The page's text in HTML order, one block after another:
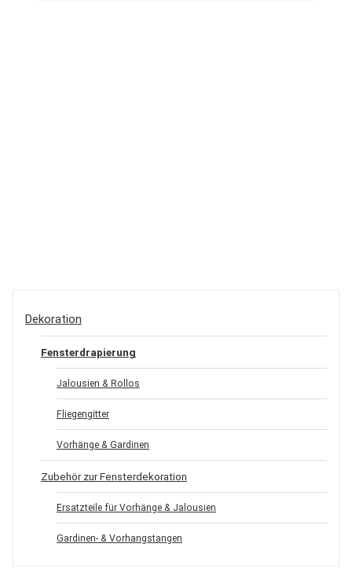
Dekoration
Fensterdrapierung
Jalousien & Rollos
Fliegengitter
Vorhänge & Gardinen
Zubehör zur Fensterdekoration
Ersatzteile für Vorhänge & Jalousien
Gardinen- & Vorhangstangen